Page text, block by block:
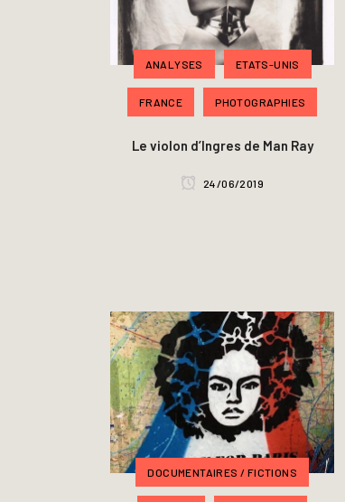
ANALYSES ETATS-UNIS
FRANCE PHOTOGRAPHIES
Le violon d’Ingres de Man Ray
24/06/2019
DOCUMENTAIRES / FICTIONS